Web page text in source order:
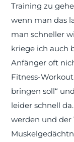
Training zu
wenn man das
man schneller
kriege ich auch
Anfänger oft
Fitness-
bringen soll“
leider schnell
werden und der